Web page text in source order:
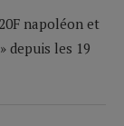
napoléon et
depuis les 19